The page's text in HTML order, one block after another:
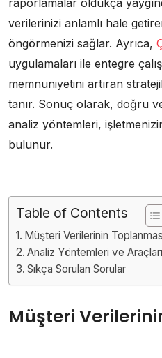
verilerinizi anlamlı hale
öngörmenizi sağlar. Ayrıca,
uygulamaları ile entegre
memnuniyetini artıran
tanır. Sonuç olarak, doğru
analiz yöntemleri,
bulunur.
Table of Contents
Müşteri Verilerinin
Analiz Yöntemleri ve Araçları
Sıkça Sorulan Sorular
Müşteri